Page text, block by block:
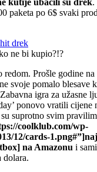
kutije ubacili su drek.
paketa po 6$ svaki
ne bi kupio?!?
redom. Prošle godine na
svoje pomalo blesave
igra za užasne
ponovo vratili cijene
suprotno svim
coolklub.com/wp-
12/cards-
na Amazonu i
dolara.